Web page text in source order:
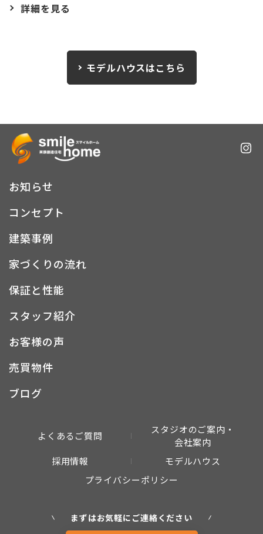
詳細を見る
モデルハウスはこちら
お知らせ
コンセプト
建築事例
家づくりの流れ
保証と性能
スタッフ紹介
お客様の声
売買物件
ブログ
よくあるご質問
スタジオのご案内・
会社案内
採用情報
モデルハウス
プライバシーポリシー
まずはお気軽にご連絡ください